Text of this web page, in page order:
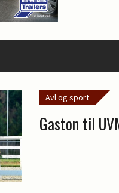
Avl og sport
Gaston til